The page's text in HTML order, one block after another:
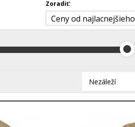
Zoradiť:
Ceny od najlacnejšieho
Nezáleží